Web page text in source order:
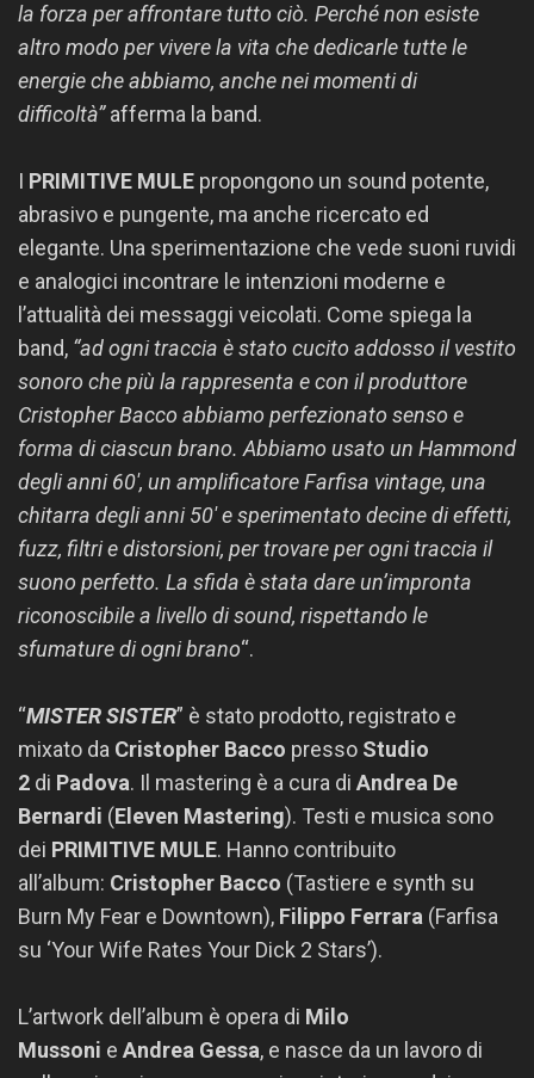
la forza per affrontare tutto ciò. Perché non esiste
altro modo per vivere la vita che dedicarle tutte le
energie che abbiamo, anche nei momenti di
difficoltà”afferma la band.
I PRIMITIVE MULE propongono un sound potente,
abrasivo e pungente, ma anche ricercato ed
elegante. Una sperimentazione che vede suoni ruvidi
e analogici incontrare le intenzioni moderne e
l’attualità dei messaggi veicolati. Come spiega la
band, “ad ogni traccia è stato cucito addosso il vestito
sonoro che più la rappresenta e con il produttore
Cristopher Bacco abbiamo perfezionato senso e
forma di ciascun brano. Abbiamo usato un Hammond
degli anni 60′, un amplificatore Farfisa vintage, una
chitarra degli anni 50′ e sperimentato decine di effetti,
fuzz, filtri e distorsioni, per trovare per ogni traccia il
suono perfetto. La sfida è stata dare un’impronta
riconoscibile a livello di sound, rispettando le
sfumature di ogni brano“.
“MISTER SISTER” è stato prodotto, registrato e
mixato da Cristopher Bacco presso Studio
2 di Padova. Il mastering è a cura di Andrea De
Bernardi (Eleven Mastering). Testi e musica sono
dei PRIMITIVE MULE. Hanno contribuito
all’album: Cristopher Bacco (Tastiere e synth su
Burn My Fear e Downtown), Filippo Ferrara (Farfisa
su ‘Your Wife Rates Your Dick 2 Stars’).
L’artwork dell’album è opera di Milo
Mussoni e Andrea Gessa, e nasce da un lavoro di